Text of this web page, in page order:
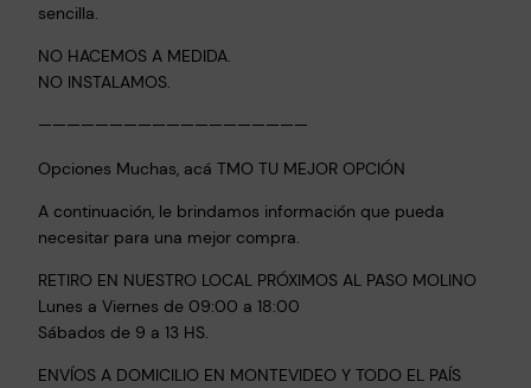
sencilla.
NO HACEMOS A MEDIDA.
NO INSTALAMOS.
———————————————————
Opciones Muchas, acá TMO TU MEJOR OPCIÓN
A continuación, le brindamos información que pueda
necesitar para una mejor compra.
RETIRO EN NUESTRO LOCAL PRÓXIMOS AL PASO MOLINO
Lunes a Viernes de 09:00 a 18:00
Sábados de 9 a 13 HS.
ENVÍOS A DOMICILIO EN MONTEVIDEO Y TODO EL PAÍS